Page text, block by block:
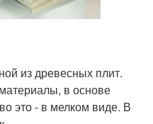
из древесных плит.
в основе
это - в мелком виде. В